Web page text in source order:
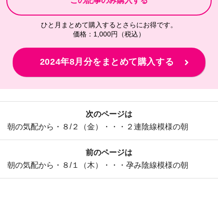
ひと月まとめて購入するとさらにお得です。
価格：1,000円（税込）
2024年8月分をまとめて購入する
前のページは
朝の気配から・８/１（木）・・・孕み陰線模様の朝
次のページは
朝の気配から・８/２（金）・・・２連陰線模様の朝